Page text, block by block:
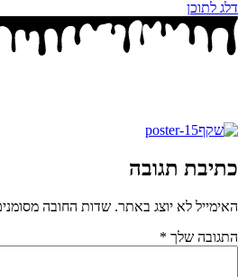
דלג לתוכן
כתיבת תגובה
האימייל לא יוצג באתר. שדות החובה
התגובה שלך *